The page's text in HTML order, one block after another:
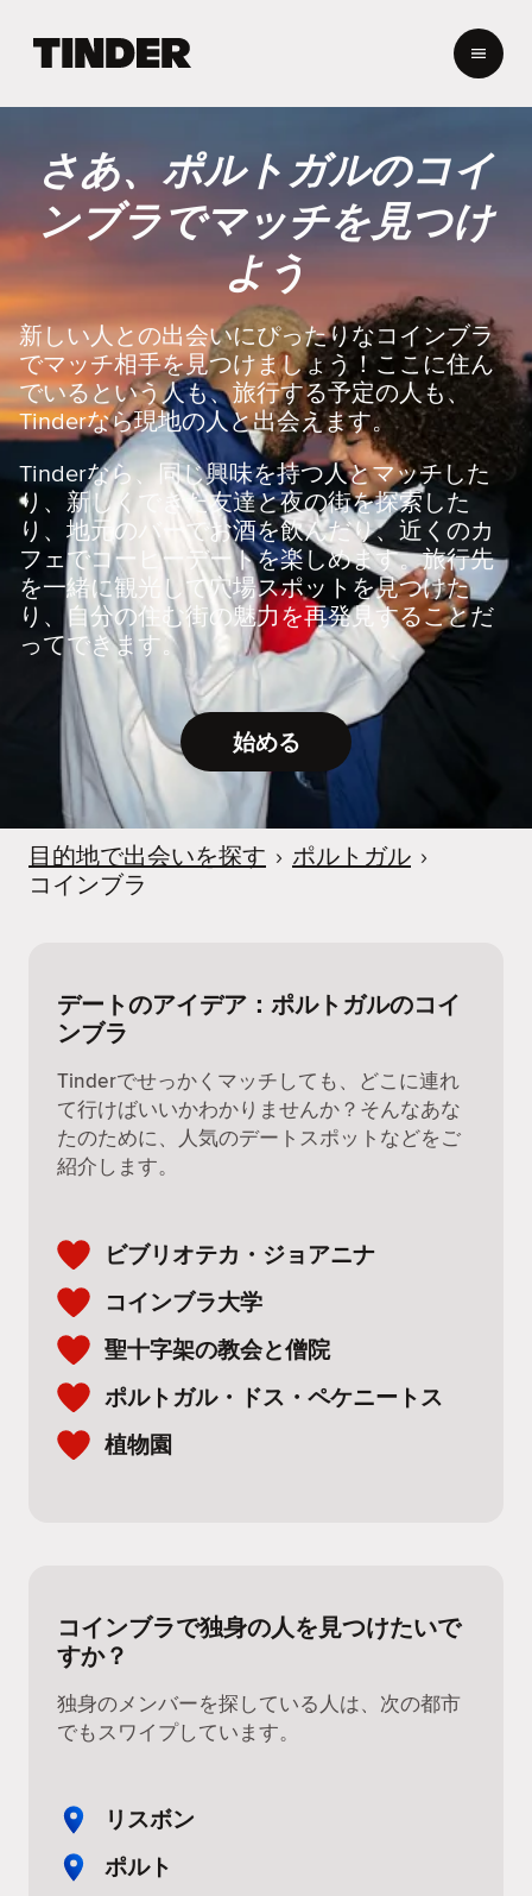
e
r
ホ
ー
ジ
さあ、ポルトガルのコイ
ンブラでマッチを見つけ
よう
新しい人との出会いにぴったりなコインブラ
でマッチ相手を見つけましょう！ここに住ん
でいるという人も、旅行する予定の人も、
Tinderなら現地の人と出会えます。
Tinderなら、同じ興味を持つ人とマッチした
り、新しくできた友達と夜の街を探索した
り、地元のバーでお酒を飲んだり、近くのカ
フェでコーヒーデートを楽しめます。旅行先
を一緒に観光して穴場スポットを見つけた
り、自分の住む街の魅力を再発見することだ
ってできます。
始める
目的地で出会いを探す › ポルトガル ›
コインブラ
デートのアイデア：ポルトガルのコイ
ンブラ
Tinderでせっかくマッチしても、どこに連れ
て行けばいいかわかりませんか？そんなあな
たのために、人気のデートスポットなどをご
紹介します。
ビブリオテカ・ジョアニナ
コインブラ大学
聖十字架の教会と僧院
ポルトガル・ドス・ペケニートス
植物園
コインブラで独身の人を見つけたいで
すか？
独身のメンバーを探している人は、次の都市
でもスワイプしています。
リスボン
ポルト